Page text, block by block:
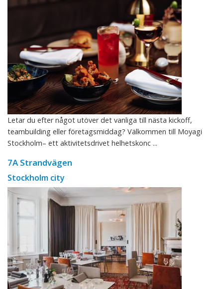
Letar du efter något utöver det vanliga till nästa kickoff,
teambuilding eller företagsmiddag? Välkommen till Moyagi
Stockholm– ett aktivitetsdrivet helhetskonc ...
7A Strandvägen
Stockholm city